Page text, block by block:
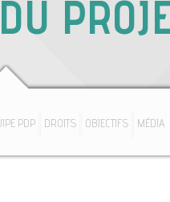
PDP DROITS OBJECTIFS MÉDIA